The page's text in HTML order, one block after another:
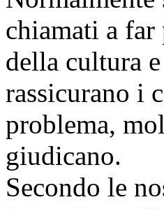
chiamati a
della cultura
rassicurano i
problema,
giudicano.
Secondo le